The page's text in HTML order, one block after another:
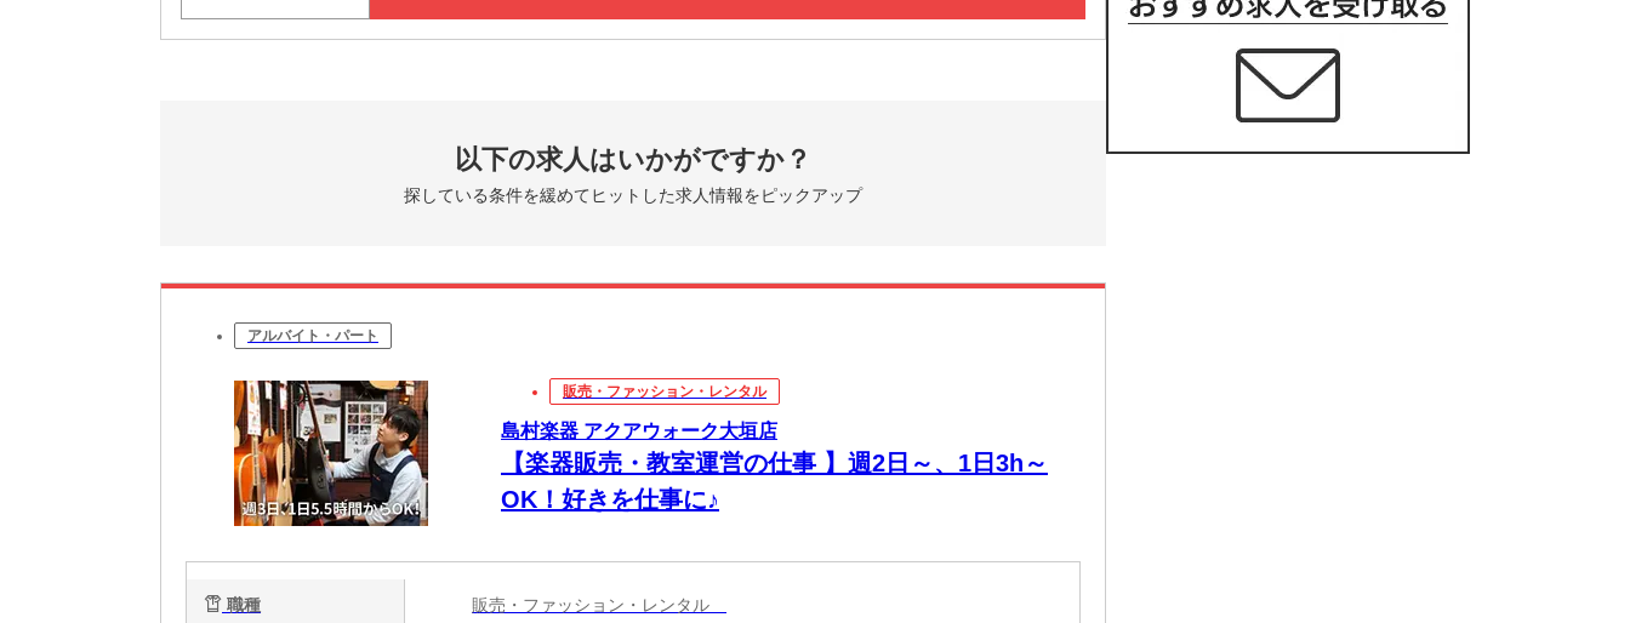
以下の求人はいかがですか？
探している条件を緩めてヒットした求人情報をピックアップ
アルバイト・パート
販売・ファッション・レンタル
島村楽器 アクアウォーク大垣店
【楽器販売・教室運営の仕事 】週2日～、1日3h～
OK！好きを仕事に♪
職種 販売・ファッション・レンタル